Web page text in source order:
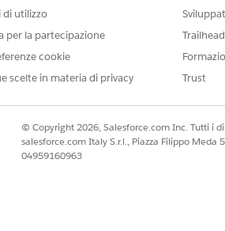
di utilizzo
per la partecipazione
cookie
scelte in materia di privacy
Trailhead
Trust
© Copyright 2026, Salesforce.com Inc. Tutti i
salesforce.com Italy S.r.l., Piazza Filippo
04959160963